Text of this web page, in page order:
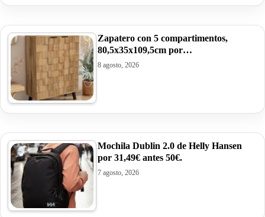
Zapatero con 5 compartimentos,
80,5x35x109,5cm por…
8 agosto, 2026
Mochila Dublin 2.0 de Helly Hansen
por 31,49€ antes 50€.
7 agosto, 2026